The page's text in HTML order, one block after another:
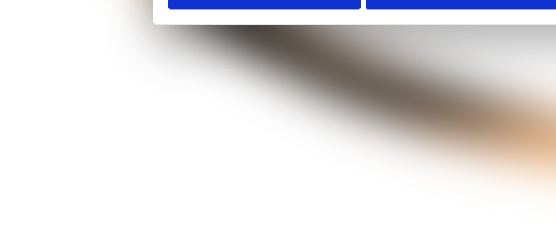
verstrekt of die ze hebben verzameld op basis van uw gebruik van hun services.